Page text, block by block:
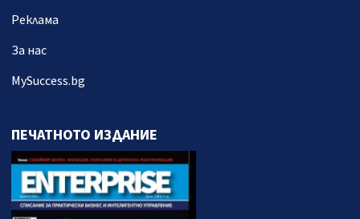
Реклама
За нас
MySuccess.bg
ПЕЧАТНОТО ИЗДАНИЕ